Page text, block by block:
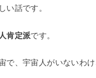
い話です。
肯定派です。
で、宇宙人がいないわ